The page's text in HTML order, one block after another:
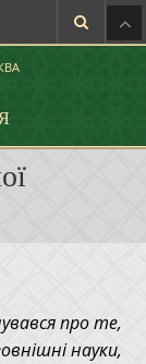
про те,
науки,